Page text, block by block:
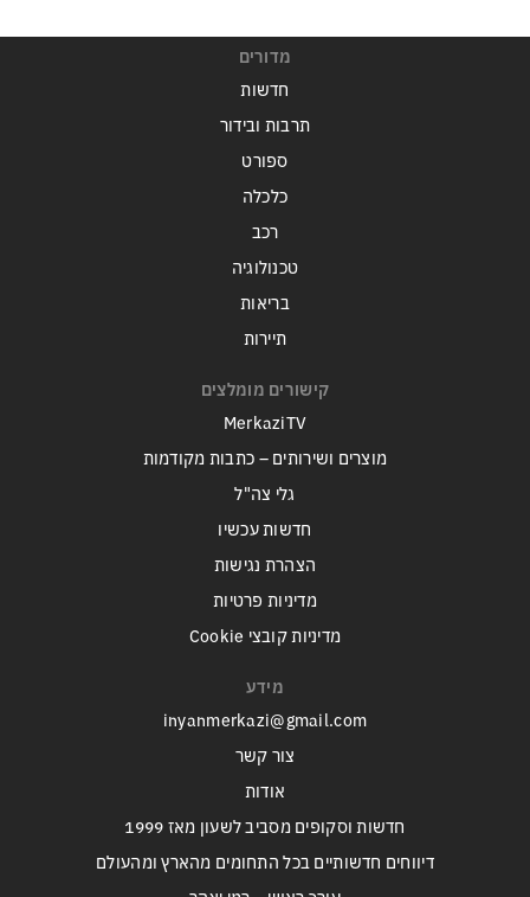
מדורים
חדשות
תרבות ובידור
ספורט
כלכלה
רכב
טכנולוגיה
בריאות
תיירות
קישורים מומלצים
MerkaziTV
מוצרים ושירותים – כתבות מקודמות
גלי צה"ל
חדשות עכשיו
הצהרת נגישות
מדיניות פרטיות
מדיניות קובצי Cookie
מידע
inyanmerkazi@gmail.com
צור קשר
אודות
חדשות וסקופים מסביב לשעון מאז 1999
דיווחים חדשותיים בכל התחומים מהארץ ומהעולם